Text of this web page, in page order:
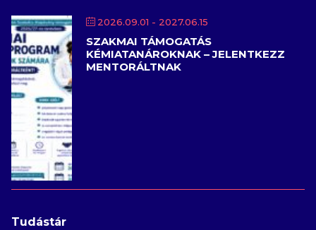
2026.09.01 - 2027.06.15
SZAKMAI TÁMOGATÁS
KÉMIATANÁROKNAK – JELENTKEZZ
MENTORÁLTNAK
Tudástár